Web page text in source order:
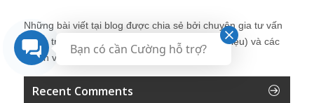
Những bài viết tại blog được chia sẻ bởi chuyên gia tư vấn
Quản trị Nhân sự Nguyễn Hùng Cường (
giới thiệu) và các
thành viên khác trong cộng đồng Nhân sự.
Recent Comments
Bạn có cần Cường hỗ trợ?